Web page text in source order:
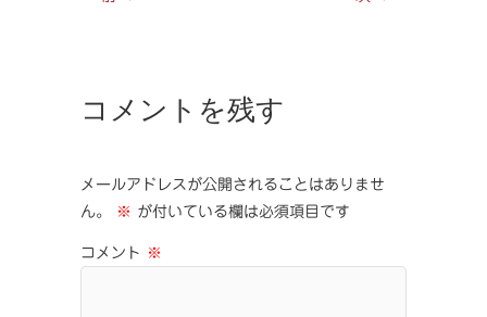
コメントを残す
メールアドレスが公開されることはありませ
ん。
※ が付いている欄は必須項目です
コメント ※